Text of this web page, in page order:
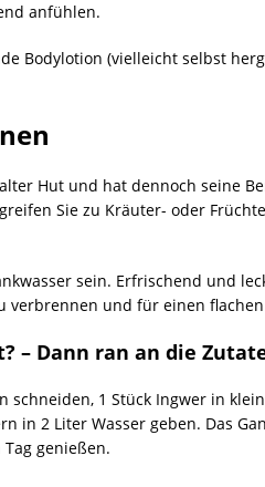
anfühlen.
Bodylotion (vielleicht selbst
Hut und hat dennoch seine
Sie zu Kräuter- oder
sein. Erfrischend und
verbrennen und für einen
– Dann ran an die
schneiden, 1 Stück Ingwer in
in 2 Liter Wasser geben. Das
genießen.